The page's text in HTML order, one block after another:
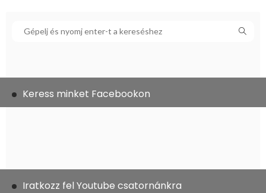
Keress minket Facebookon
Iratkozz fel Youtube csatornánkra